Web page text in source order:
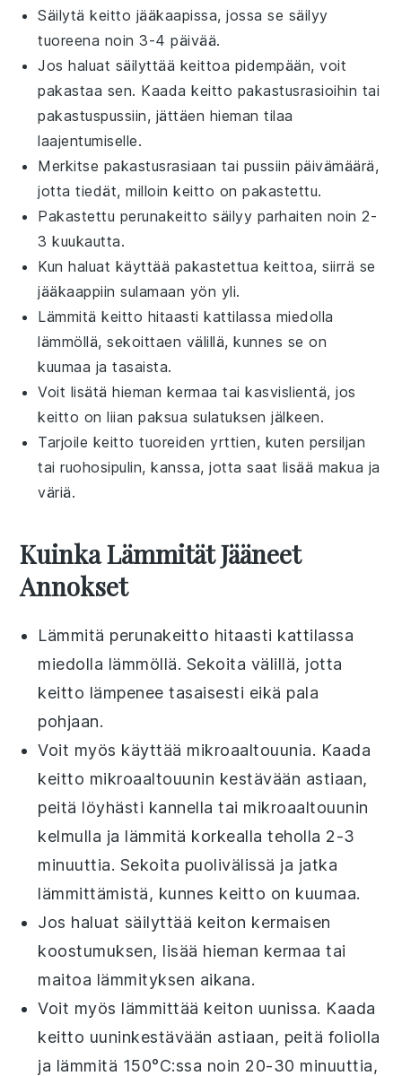
Säilytä keitto jääkaapissa, jossa se säilyy
tuoreena noin 3-4 päivää.
Jos haluat säilyttää keittoa pidempään, voit
pakastaa sen. Kaada keitto pakastusrasioihin tai
pakastuspussiin, jättäen hieman tilaa
laajentumiselle.
Merkitse pakastusrasiaan tai pussiin päivämäärä,
jotta tiedät, milloin keitto on pakastettu.
Pakastettu perunakeitto säilyy parhaiten noin 2-
3 kuukautta.
Kun haluat käyttää pakastettua keittoa, siirrä se
jääkaappiin sulamaan yön yli.
Lämmitä keitto hitaasti kattilassa miedolla
lämmöllä, sekoittaen välillä, kunnes se on
kuumaa ja tasaista.
Voit lisätä hieman kermaa taikasvislientä, jos
keitto on liian paksua sulatuksen jälkeen.
Tarjoile keitto tuoreiden yrttien, kuten persiljan
tairuohosipulin, kanssa, jotta saat lisää makua ja
väriä.
Kuinka Lämmität Jääneet
Annokset
Lämmitä perunakeitto hitaasti kattilassa
miedolla lämmöllä. Sekoita välillä, jotta
keitto lämpenee tasaisesti eikä pala
pohjaan.
Voit myös käyttää mikroaaltouunia. Kaada
keitto mikroaaltouunin kestävään astiaan,
peitä löyhästi kannella tai mikroaaltouunin
kelmulla ja lämmitä korkealla teholla 2-3
minuuttia. Sekoita puolivälissä ja jatka
lämmittämistä, kunnes keitto on kuumaa.
Jos haluat säilyttää keiton kermaisen
koostumuksen, lisää hieman kermaa tai
maitoa lämmityksen aikana.
Voit myös lämmittää keiton uunissa. Kaada
keitto uuninkestävään astiaan, peitä foliolla
ja lämmitä 150°C:ssa noin 20-30 minuuttia,